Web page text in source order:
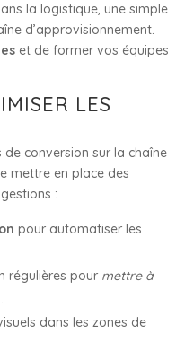
la logistique, une simple
d’approvisionnement.
et de former vos équipes
LES
conversion sur la chaîne
mettre en place des
:
pour automatiser les
régulières pour mettre à
dans les zones de